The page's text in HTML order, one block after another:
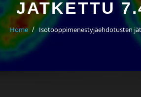
JATKETTU
Home Isotooppimenestyjäehdotusten